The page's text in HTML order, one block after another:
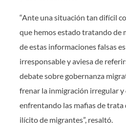
“Ante una situación tan difícil
que hemos estado tratando de
de estas informaciones falsas
irresponsable y aviesa de
debate sobre gobernanza
frenar la inmigración irregular y
enfrentando las mafias de trata
ilícito de migrantes”, resaltó.